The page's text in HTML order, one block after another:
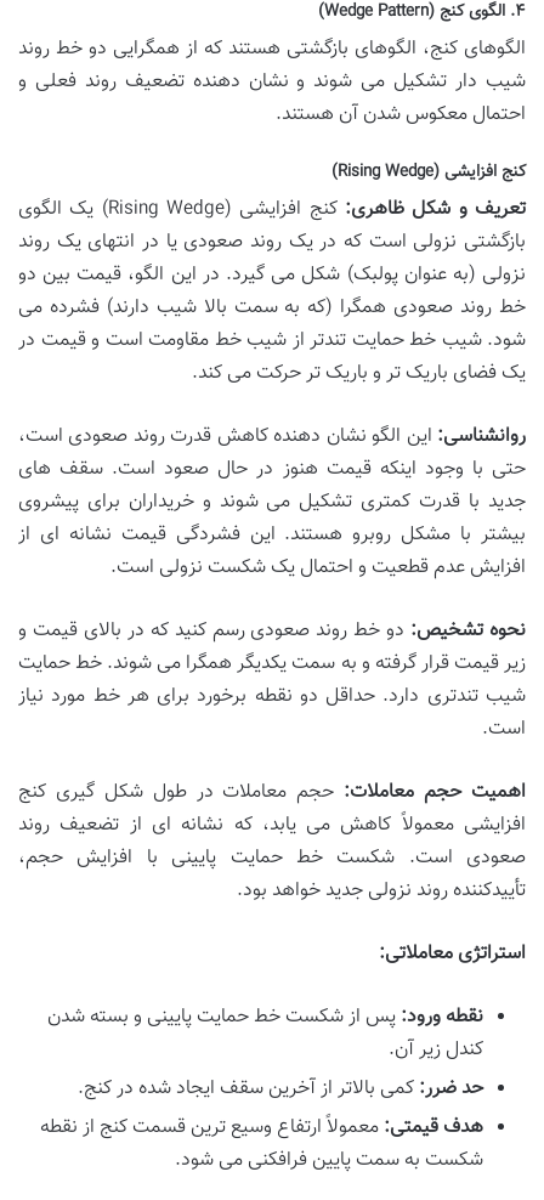
۴. الگوی کنج (Wedge Pattern)
الگوهای کنج، الگوهای بازگشتی هستند که از همگرایی دو خط روند
شیب دار تشکیل می شوند و نشان دهنده تضعیف روند فعلی و
احتمال معکوس شدن آن هستند.
کنج افزایشی (Rising Wedge)
تعریف و شکل ظاهری:
کنج افزایشی (Rising Wedge) یک الگوی
بازگشتی نزولی است که در یک روند صعودی یا در انتهای یک روند
نزولی (به عنوان پولبک) شکل می گیرد. در این الگو، قیمت بین دو
خط روند صعودی همگرا (که به سمت بالا شیب دارند) فشرده می
شود. شیب خط حمایت تندتر از شیب خط مقاومت است و قیمت در
یک فضای باریک تر و باریک تر حرکت می کند.
روانشناسی: این الگو نشان دهنده کاهش قدرت روند صعودی است،
حتی با وجود اینکه قیمت هنوز در حال صعود است. سقف های
جدید با قدرت کمتری تشکیل می شوند و خریداران برای پیشروی
بیشتر با مشکل روبرو هستند. این فشردگی قیمت نشانه ای از
افزایش عدم قطعیت و احتمال یک شکست نزولی است.
نحوه تشخیص: دو خط روند صعودی رسم کنید که در بالای قیمت و
زیر قیمت قرار گرفته و به سمت یکدیگر همگرا می شوند. خط حمایت
شیب تندتری دارد. حداقل دو نقطه برخورد برای هر خط مورد نیاز
است.
اهمیت حجم معاملات: حجم معاملات در طول شکل گیری کنج
افزایشی معمولاً کاهش می یابد، که نشانه ای از تضعیف روند
صعودی است. شکست خط حمایت پایینی با افزایش حجم،
تأییدکننده روند نزولی جدید خواهد بود.
استراتژی معاملاتی:
نقطه ورود: پس از شکست خط حمایت پایینی و بسته شدن
کندل زیر آن.
حد ضرر: کمی بالاتر از آخرین سقف ایجاد شده در کنج.
هدف قیمتی: معمولاً ارتفاع وسیع ترین قسمت کنج از نقطه
شکست به سمت پایین فرافکنی می شود.